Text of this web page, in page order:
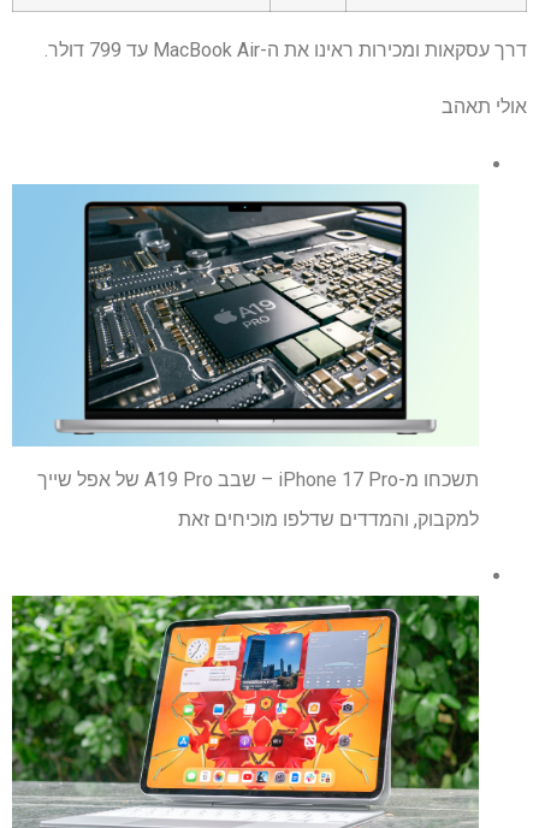
דרך עסקאות ומכירות ראינו את ה-MacBook Air עד 799 דולר.
אולי תאהב
תשכחו מ-iPhone 17 Pro – שבב A19 Pro של אפל שייך
למקבוק, והמדדים שדלפו מוכיחים זאת